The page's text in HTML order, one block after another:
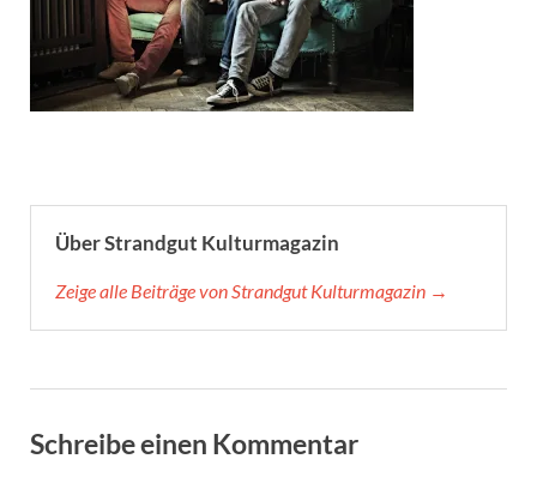
Über Strandgut Kulturmagazin
Zeige alle Beiträge von Strandgut Kulturmagazin →
Schreibe einen Kommentar